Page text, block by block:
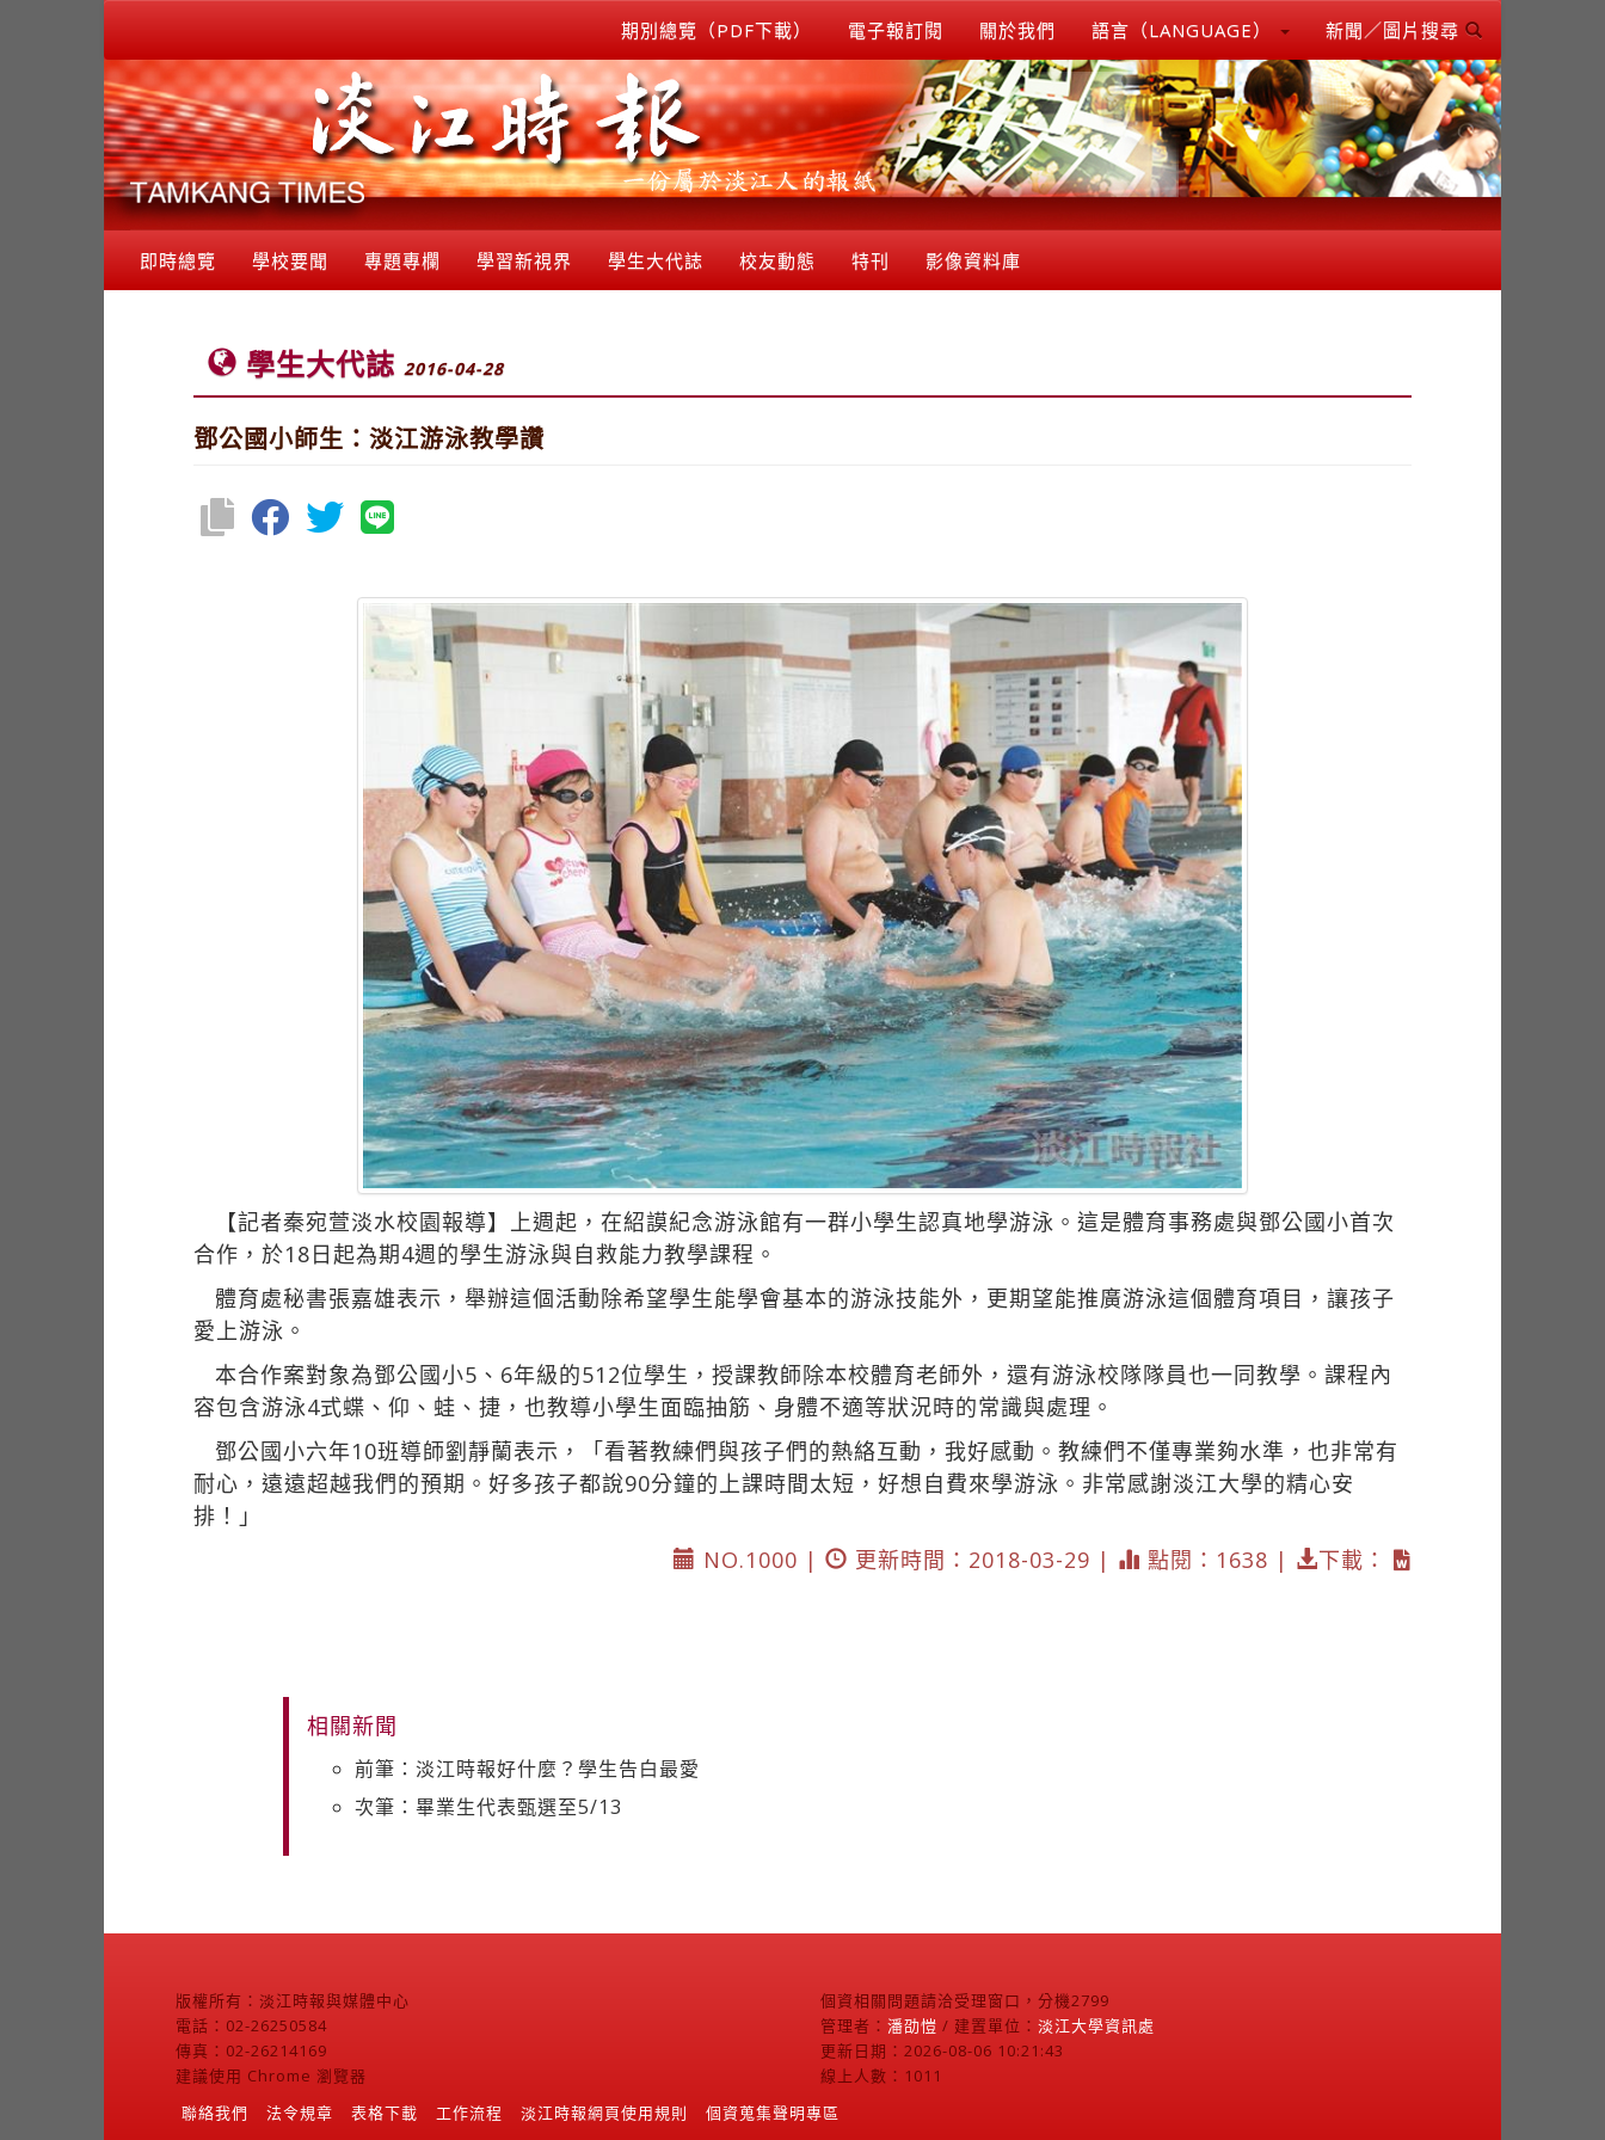
期別總覽（PDF下載） 電子報訂閱 關於我們 語言（LANGUAGE） 新聞／圖片搜尋
即時總覽 學校要聞 專題專欄 學習新視界 學生大代誌 校友動態 特刊 影像資料庫
學生大代誌 2016-04-28
鄧公國小師生：淡江游泳教學讚
【記者秦宛萱淡水校園報導】上週起，在紹謨紀念游泳館有一群小學生認真地學游泳。這是體育事務處與鄧公國小首次
合作，於18日起為期4週的學生游泳與自救能力教學課程。
體育處秘書張嘉雄表示，舉辦這個活動除希望學生能學會基本的游泳技能外，更期望能推廣游泳這個體育項目，讓孩子
愛上游泳。
本合作案對象為鄧公國小5、6年級的512位學生，授課教師除本校體育老師外，還有游泳校隊隊員也一同教學。課程內
容包含游泳4式蝶、仰、蛙、捷，也教導小學生面臨抽筋、身體不適等狀況時的常識與處理。
鄧公國小六年10班導師劉靜蘭表示，「看著教練們與孩子們的熱絡互動，我好感動。教練們不僅專業夠水準，也非常有
耐心，遠遠超越我們的預期。好多孩子都說90分鐘的上課時間太短，好想自費來學游泳。非常感謝淡江大學的精心安
排！」
NO.1000 |
更新時間：2018-03-29 | 點閱：1638 | 下載：
相關新聞
前筆：淡江時報好什麼？學生告白最愛
次筆：畢業生代表甄選至5/13
版權所有：淡江時報與媒體中心
電話：02-26250584
傳真：02-26214169
建議使用 Chrome 瀏覽器
個資相關問題請洽受理窗口，分機2799
管理者： 潘劭愷 / 建置單位： 淡江大學資訊處
更新日期：2026-08-06 10:21:43
線上人數：1011
聯絡我們
法令規章 表格下載 工作流程 淡江時報網頁使用規則 個資蒐集聲明專區